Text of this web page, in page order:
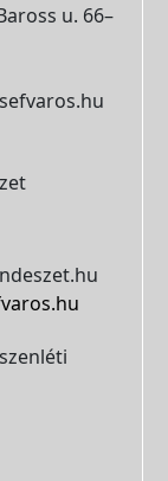
u. 66–